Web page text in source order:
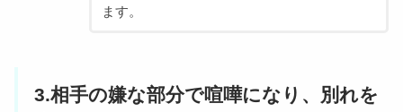
ます。
3.相手の嫌な部分で喧嘩になり、別れを